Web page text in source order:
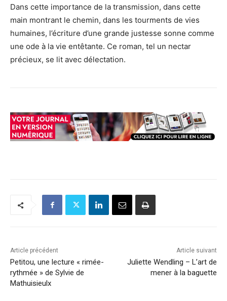
Dans cette importance de la transmission, dans cette
main montrant le chemin, dans les tourments de vies
humaines, l’écriture d’une grande justesse sonne comme
une ode à la vie entêtante. Ce roman, tel un nectar
précieux, se lit avec délectation.
Article précédent
Petitou, une lecture « rimée-
rythmée » de Sylvie de
Mathuisieulx
Article suivant
Juliette Wendling – L’art de
mener à la baguette